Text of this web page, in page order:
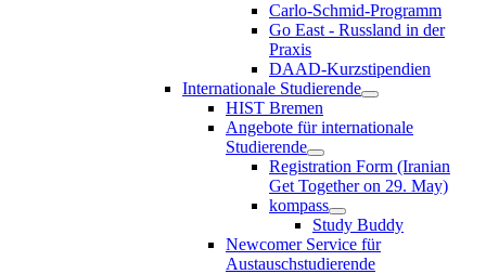
Carlo-Schmid-Programm
Go East - Russland in der
Praxis
DAAD-Kurzstipendien
Internationale Studierende
HIST Bremen
Angebote für internationale
Studierende
Registration Form (Iranian
Get Together on 29. May)
kompass
Study Buddy
Newcomer Service für
Austauschstudierende